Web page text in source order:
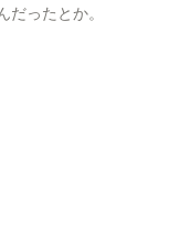
ったとか。